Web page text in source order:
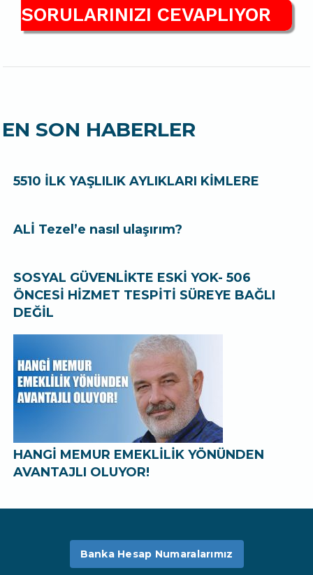
SORULARINIZI CEVAPLIYOR
EN SON HABERLER
5510 İLK YAŞLILIK AYLIKLARI KİMLERE
ALİ Tezel’e nasıl ulaşırım?
SOSYAL GÜVENLİKTE ESKİ YOK- 506
ÖNCESİ HİZMET TESPİTİ SÜREYE BAĞLI
DEĞİL
HANGİ MEMUR EMEKLİLİK YÖNÜNDEN
AVANTAJLI OLUYOR!
Banka Hesap Numaralarımız